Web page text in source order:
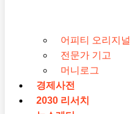
어피티 오리지널
전문가 기고
머니로그
경제사전
2030 리서치